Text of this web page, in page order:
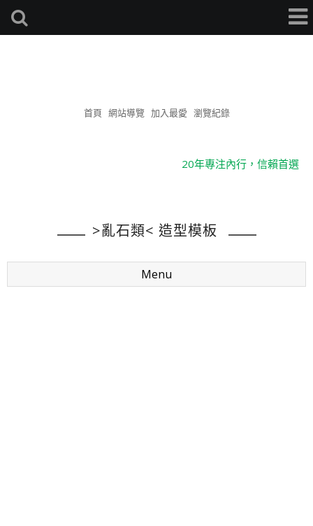
首頁 網站導覽 加入最愛 瀏覽紀錄
20年專注內行，信賴首選
天馬行空，歡迎就教
>亂石類< 造型模板
Menu